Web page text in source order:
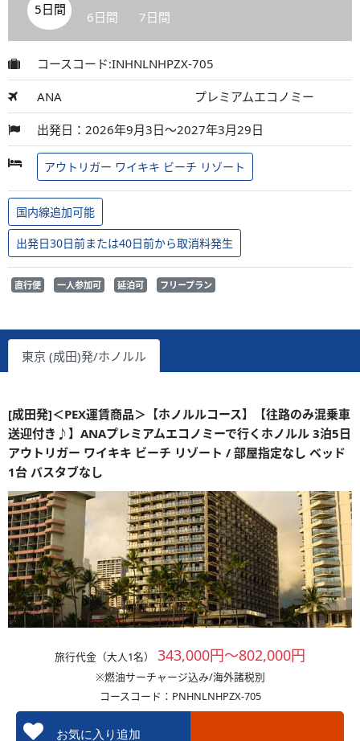
5日間 6日間 7日間
コースコード:INHNLNHPZX-705
ANA プレミアムエコノミー
出発日：2026年9月3日～2027年3月29日
アウトリガー ワイキキ ビーチ リゾート
国内線追加可能
出発日30日前または40日前から取消料発生
直行便 一人参加可 延泊可 フリープラン
東京 (成田)発/ホノルル
[成田発]＜PEX運賃商品＞【ホノルルコース】【往路のみ混乗車
送迎付き♪】ANAプレミアムエコノミーで行くホノルル 3泊5日
アウトリガー ワイキキ ビーチ リゾート / 部屋指定なし ベッド
1台 バスタブなし
旅行代金（大人1名） 343,000円～802,000円
※燃油サーチャージ込み/海外諸税別
コースコード：PNHNLNHPZX-705
お気に入り追加